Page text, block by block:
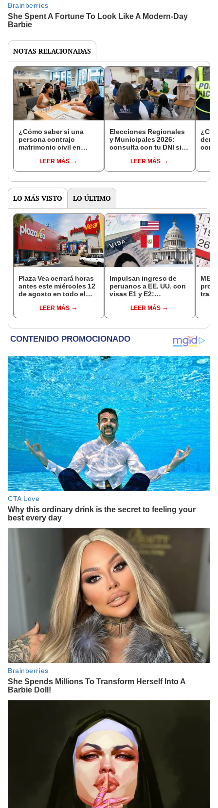
NOTAS RELACIONADAS
¿Cómo saber si una
persona contrajo
matrimonio civil en
LEER MÁS
Elecciones Regionales
y Municipales 2026:
consulta con tu DNI si
de mesa para este 4 de
octubre en el link oficial
LEER MÁS
con
LO MÁS VISTO LO ÚLTIMO
Plaza Vea cerrará horas
antes este miércoles 12
de agosto en todo el
hasta las 7 p.m.
LEER MÁS
Impulsan ingreso de
peruanos a EE. UU. con
visas E1 y E2:
pymes serían los más
beneficiados
LEER MÁS
MEF